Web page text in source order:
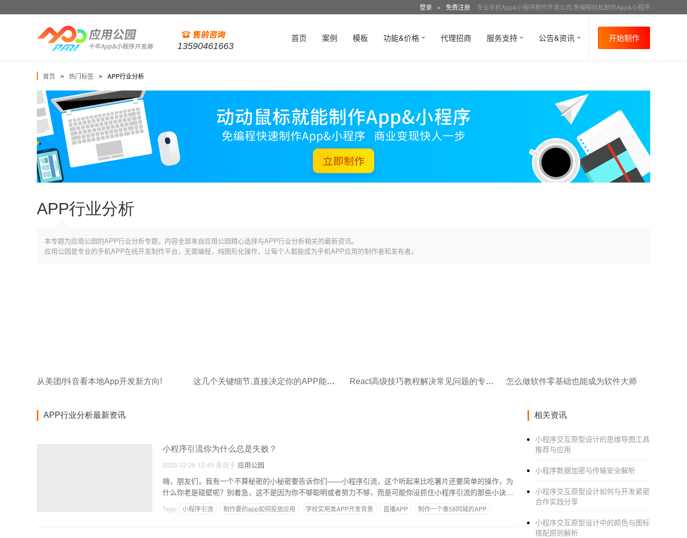
登录 ● 免费注册 专业手机App&小程序制作开发公司,免编程轻松制作App&小程序
13590461663
首页 案例 模板 功能&价格 代理招商 服务支持 公告&资讯 开始制作
首页 > 热门标签 > APP行业分析
APP行业分析
本专题为应用公园的APP行业分析专题，内容全部来自应用公园精心选择与APP行业分析相关的最新资讯。
应用公园是专业的手机APP在线开发制作平台，无需编程，纯图形化操作，让每个人都能成为手机APP应用的制作者和发布者。
从美团/抖音看本地App开发新方向! 这几个关键细节,直接决定你的APP能不能站稳行业市场 React高级技巧教程解决常见问题的专家指南 怎么做软件零基础也能成为软件大师
APP行业分析最新资讯
小程序引流你为什么总是失败？
2023-12-28 12:45 来自于 应用公园
嗨，朋友们，我有一个不算秘密的小秘密要告诉你们——小程序引流，这个听起来比吃薯片还要简单的操作，为
什么你老是碰壁呢？别着急，这不是因为你不够聪明或者努力不够，而是可能你没抓住小程序引流的那些小诀
Tags: 小程序引流 制作要的app如何投放应用 学校实用类APP开发背景 直播APP
制作一个像58同城的APP
相关资讯
小程序交互原型设计的思维导图工具
推荐与应用
小程序数据加密与传输安全解析
小程序交互原型设计如何与开发紧密
合作实践分享
小程序交互原型设计中的颜色与图标
搭配原则解析